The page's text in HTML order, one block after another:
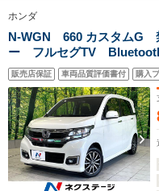
ホンダ
N-WGN 660 カスタムG
ー フルセグTV
ッド 純正14インチアル
ETC オートエアコン 電
販売店保証 車両品質評価書付 購入